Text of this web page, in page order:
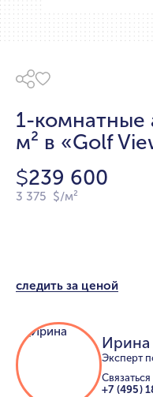
1-комнатные
м² в «Golf
$239 600
3 375 $/м²
следить за ценой
Ирина
Эксперт
+7 (495)